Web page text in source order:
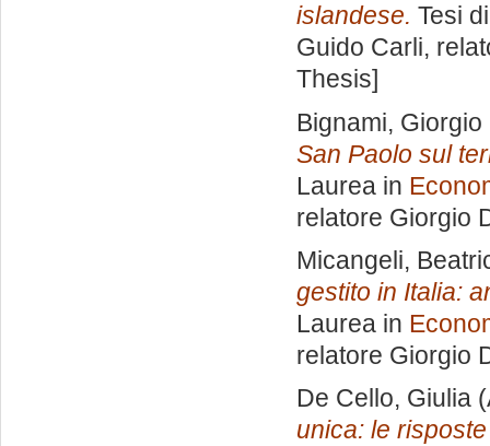
islandese. Tesi
Guido Carli,
Thesis]
Bignami, Giorgio
San Paolo sul
Laurea in
relatore Giorgio
Micangeli,
gestito in Italia:
Laurea in
relatore Giorgio
De Cello, Giulia
unica: le